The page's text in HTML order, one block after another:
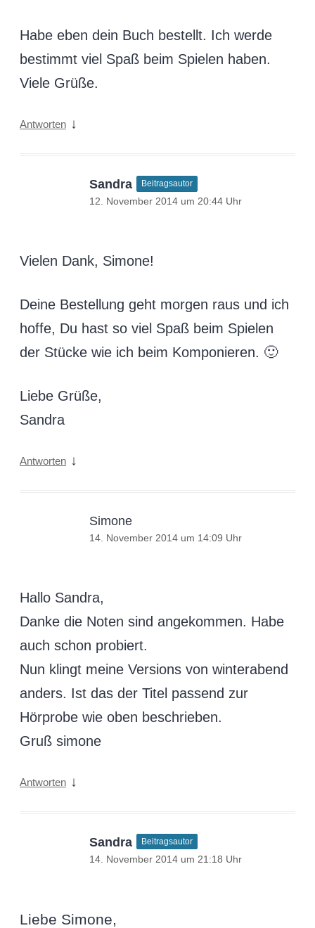
Habe eben dein Buch bestellt. Ich werde
bestimmt viel Spaß beim Spielen haben.
Viele Grüße.
Antworten ↓
Sandra Beitragsautor
12. November 2014 um 20:44 Uhr
Vielen Dank, Simone!
Deine Bestellung geht morgen raus und ich
hoffe, Du hast so viel Spaß beim Spielen
der Stücke wie ich beim Komponieren. 🙂
Liebe Grüße,
Sandra
Antworten ↓
Simone
14. November 2014 um 14:09 Uhr
Hallo Sandra,
Danke die Noten sind angekommen. Habe
auch schon probiert.
Nun klingt meine Versions von winterabend
anders. Ist das der Titel passend zur
Hörprobe wie oben beschrieben.
Gruß simone
Antworten ↓
Sandra Beitragsautor
14. November 2014 um 21:18 Uhr
Liebe Simone,